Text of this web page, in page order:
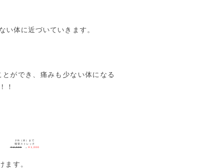
い体に近づいていきます。
ができ、痛みも少ない体になる
！
2/6（水）まで
猫背ストレッチ
￥2,500→ ￥1,000
ます。